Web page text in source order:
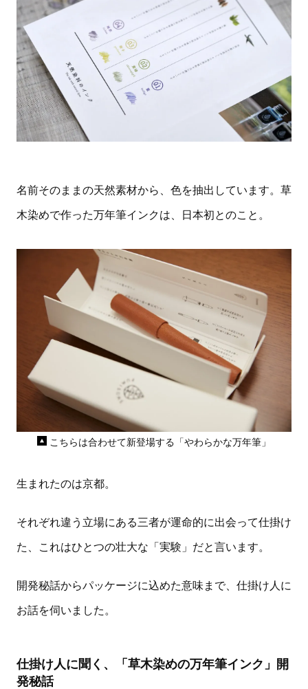
名前そのままの天然素材から、色を抽出しています。草
木染めで作った万年筆インクは、日本初とのこと。
こちらは合わせて新登場する「やわらかな万年筆」
生まれたのは京都。
それぞれ違う立場にある三者が運命的に出会って仕掛け
た、これはひとつの壮大な「実験」だと言います。
開発秘話からパッケージに込めた意味まで、仕掛け人に
お話を伺いました。
仕掛け人に聞く、「草木染めの万年筆インク」開
発秘話